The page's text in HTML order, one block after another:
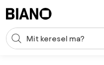
Keresési bevitel